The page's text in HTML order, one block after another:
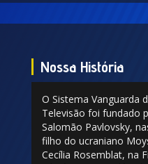
Nossa História
O Sistema Vanguarda
Televisão foi fundado
Salomão Pavlovsky,
filho do ucraniano
Cecília Rosemblat, na